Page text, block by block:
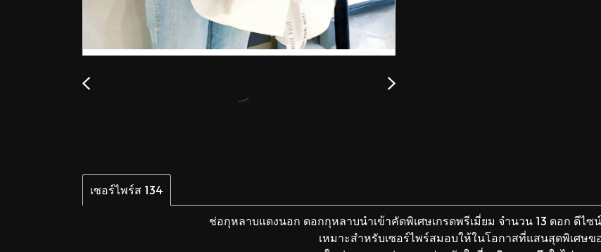
เซอร์ไพร์ส 134
ช่อกุหลาบแดงนอก ดอกกุหลาบนำเข้าคัดพิเศษเกรดพรีเมี่ยม จำนวน 13 ดอก ดีไ
เหมาะสำหรับเซอร์ไพร์สมอบให้ในโอกาสที่แสนสุดพิเศษ